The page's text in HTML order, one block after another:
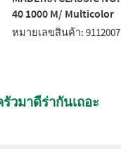
40 1000 M/ Multicolor
หมายเลขสินค้า: 9112007
วมาดีร่ากันเถอะ